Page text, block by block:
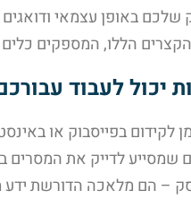
באופן עצמאי ודואגים
הללו, המספקים
יכול לעבוד
לקידום בפייסבוק או
לדייק את המסרים
– הם מלאכה הדורשת ידע